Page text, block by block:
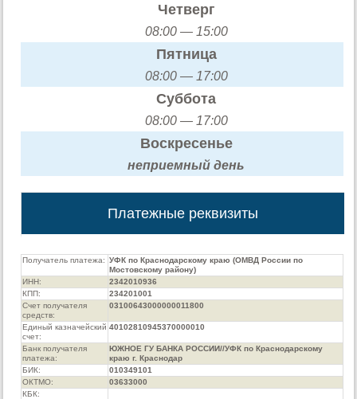
Четверг
08:00 — 15:00
Пятница
08:00 — 17:00
Суббота
08:00 — 17:00
Воскресенье
неприемный день
Платежные реквизиты
Получатель платежа: УФК по Краснодарскому краю (ОМВД России по
Мостовскому району)
ИНН:
2342010936
КПП:
234201001
Счет получателя
средств:
03100643000000011800
Единый казначейский
счет:
40102810945370000010
Банк получателя
платежа:
ЮЖНОЕ ГУ БАНКА РОССИИ//УФК по Краснодарскому
краю г. Краснодар
БИК:
010349101
ОКТМО:
03633000
КБК: